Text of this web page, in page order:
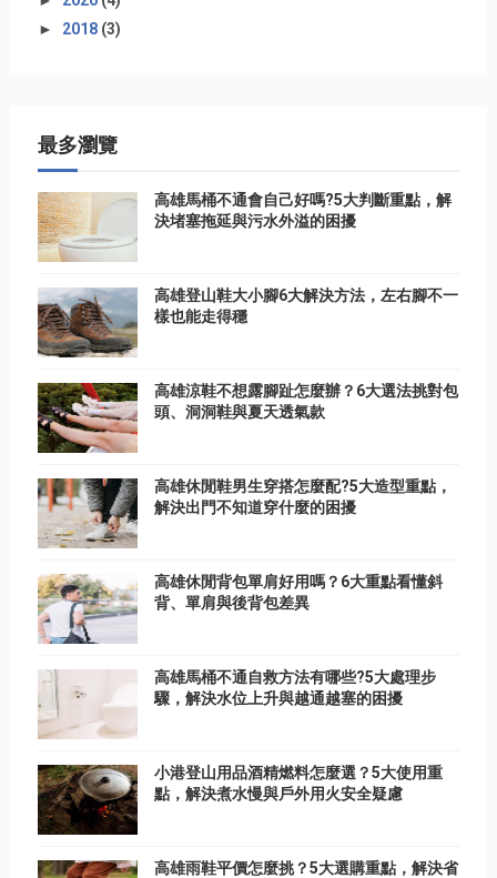
► 2018 (3)
最多瀏覽
高雄馬桶不通會自己好嗎?5大判斷重點，解
決堵塞拖延與污水外溢的困擾
高雄登山鞋大小腳6大解決方法，左右腳不一
樣也能走得穩
高雄涼鞋不想露腳趾怎麼辦？6大選法挑對包
頭、洞洞鞋與夏天透氣款
高雄休閒鞋男生穿搭怎麼配?5大造型重點，
解決出門不知道穿什麼的困擾
高雄休閒背包單肩好用嗎？6大重點看懂斜
背、單肩與後背包差異
高雄馬桶不通自救方法有哪些?5大處理步
驟，解決水位上升與越通越塞的困擾
小港登山用品酒精燃料怎麼選？5大使用重
點，解決煮水慢與戶外用火安全疑慮
高雄雨鞋平價怎麼挑？5大選購重點，解決省